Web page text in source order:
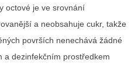
octové je ve srovnání
a neobsahuje cukr, takže
površích nenechává žádné
a dezinfekčním prostředkem